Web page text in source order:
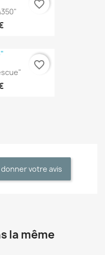
favorite_border
favorite_border
votre avis
la même